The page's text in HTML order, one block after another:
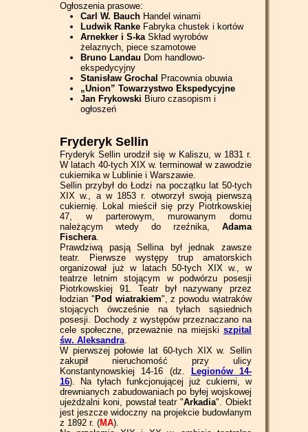
Ogłoszenia prasowe:
Carl W. Bauch Handel winami
Ludwik Ranke Fabryka chustek i kortów
Arnekker i S-kaSkład wyrobów
żelaznych, piece szamotowe
Bruno Landau Dom handlowo-
ekspedycyjny
Stanisław Grochal Pracownia obuwia
„Union” Towarzystwo Ekspedycyjne
Jan Frykowski Biuro czasopism i
ogłoszeń
Fryderyk Sellin
Fryderyk Sellin urodził się w Kaliszu, w 1831 r.
W latach 40-tych XIX w. terminował w zawodzie
cukiernika w Lublinie i Warszawie.
Sellin przybył do Łodzi na początku lat 50-tych
XIX w., a w 1853 r. otworzył swoją pierwszą
cukiernię. Lokal mieścił się przy Piotrkowskiej
47, w parterowym, murowanym domu
należącym wtedy do rzeźnika, Adama
Fischera.
Prawdziwą pasją Sellina był jednak zawsze
teatr. Pierwsze występy trup amatorskich
organizował już w latach 50-tych XIX w., w
teatrze letnim stojącym w podwórzu posesji
Piotrkowskiej 91. Teatr był nazywany przez
łodzian " Pod wiatrakiem", z powodu wiatraków
stojących ówcześnie na tyłach sąsiednich
posesji. Dochody z występów przeznaczano na
cele społeczne, przeważnie na miejski szpital
św. Aleksandra.
W pierwszej połowie lat 60-tych XIX w. Sellin
zakupił nieruchomość przy ulicy
Konstantynowskiej 14-16 (dz.
Legionów 14-
16). Na tyłach funkcjonującej już cukierni, w
drewnianych zabudowaniach po byłej wojskowej
ujeżdżalni koni, powstał teatr "Arkadia". Obiekt
jest jeszcze widoczny na projekcie budowlanym
z 1892 r. (MA).